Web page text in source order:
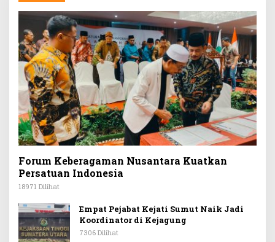
Forum Keberagaman Nusantara Kuatkan
Persatuan Indonesia
18971 Dilihat
Empat Pejabat Kejati Sumut Naik Jadi
Koordinator di Kejagung
7306 Dilihat